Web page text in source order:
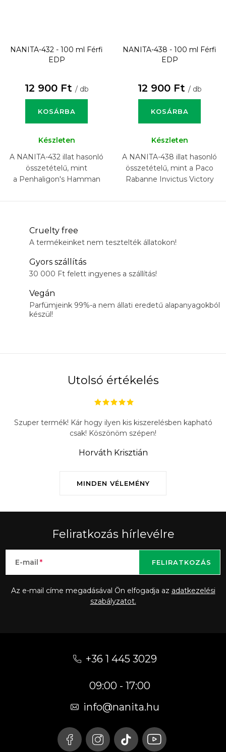
NANITA-432 - 100 ml Férfi
EDP
12 900 Ft / db
KOSÁRBA
Készleten
A NANITA-432 illat hasonló
összetételű, mint
a Penhaligon's Hamman
NANITA-438 - 100 ml Férfi
EDP
12 900 Ft / db
KOSÁRBA
Készleten
A NANITA-438 illat hasonló
összetételű, mint a Paco
Rabanne Invictus Victory
Cruelty free
A termékeinket nem tesztelték állatokon!
Gyors szállítás
30 000 Ft felett ingyenes a szállítás!
Vegán
Parfümjeink 99%-a nem állati eredetű alapanyagokból
készül!
Utolsó értékelés
MINDEN VÉLEMÉNY
Szuper termék! Kár hogy ilyen kis kiszerelésben kapható
csak! Köszönöm szépen!
Horváth Krisztián
Feliratkozás hírlevélre
E-mail
Az e-mail címe megadásával Ön elfogadja az adatkezelési
szabályzatot.
FELIRATKOZÁS
+36 1 445 3029
09:00 - 17:00
info@nanita.hu